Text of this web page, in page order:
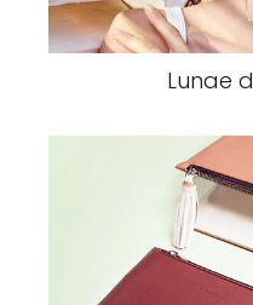
Lunae